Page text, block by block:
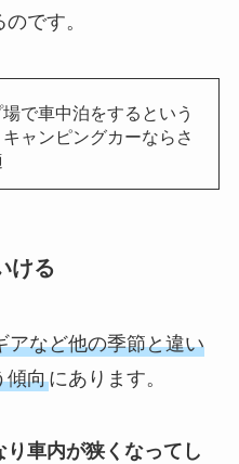
です。
で車中泊をするという
ャンピングカーならさ
ける
アなど他の季節と違い
傾向にあります。
車内が狭くなってし